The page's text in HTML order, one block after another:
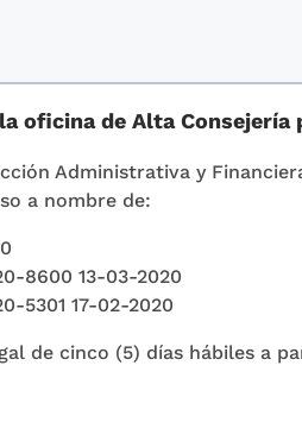
oficina de Alta
Administrativa y
a nombre de:
8600 13-03-2020
5301 17-02-2020
de cinco (5) días hábiles a